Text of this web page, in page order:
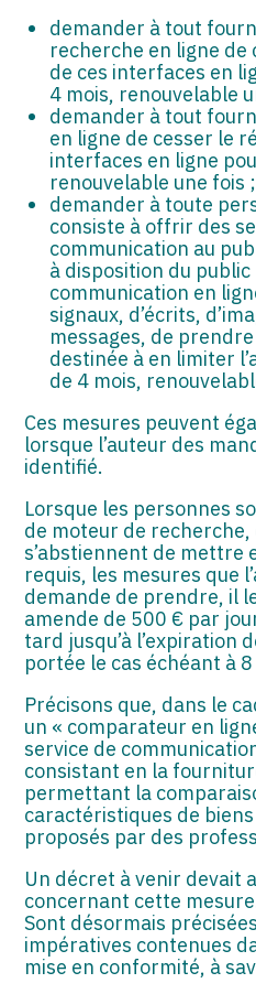
demander à tout
recherche en ligne de
de ces interfaces en
4 mois, renouvelable
demander à tout
en ligne de cesser le
interfaces en ligne
renouvelable une fois ;
demander à toute
consiste à offrir des
communication au
à disposition du
communication en
signaux, d’écrits,
messages, de
destinée à en limiter
de 4 mois,
Ces mesures peuvent
lorsque l’auteur des
identifié.
Lorsque les personnes
de moteur de
s’abstiennent de mettre
requis, les mesures que
demande de prendre, il
amende de 500 € par
tard jusqu’à l’expiration
portée le cas échéant à 8
Précisons que, dans le
un « comparateur en
service de
consistant en la
permettant la
caractéristiques de
proposés par des
Un décret à venir devait
concernant cette
Sont désormais
impératives contenues
mise en conformité, à